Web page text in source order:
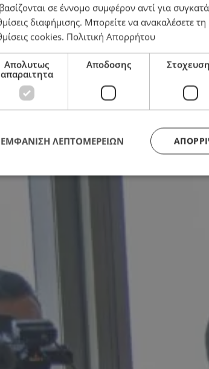
σε έννομο συμφέρον αντί για
διαφήμισης. Μπορείτε να ανακαλέσετε
cookies. Πολιτική Απορρήτου
Απολυτως
απαραιτητα
Αποδοσης
ΕΜΦΑΝΙΣΗ ΛΕΠΤΟΜΕΡΕΙΩΝ